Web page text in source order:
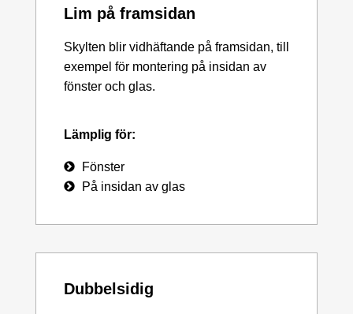
Lim på framsidan
Skylten blir vidhäftande på framsidan, till
exempel för montering på insidan av
fönster och glas.
Lämplig för:
Fönster
På insidan av glas
Dubbelsidig